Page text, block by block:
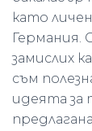
като
Германия.
замислих
съм
идеята за